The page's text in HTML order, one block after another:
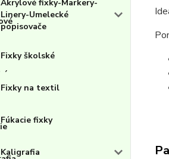
Akrylové fixky-Markery-
Linery-Umelecké
popisovače
Fixky školské
Fixky na textil
Fúkacie fixky
Kaligrafia